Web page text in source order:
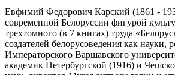
Евфимий Федорович Карский (1861 -
современной Белоруссии фигурой
трехтомного (в 7 книгах) труда
создателей белорусоведения как науки,
Императорского Варшавского
академик Петербургской (1916) и